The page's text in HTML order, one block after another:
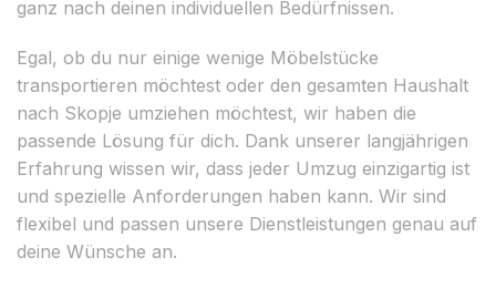
ganz nach deinen individuellen Bedürfnissen.
Egal, ob du nur einige wenige Möbelstücke
transportieren möchtest oder den gesamten Haushalt
nach Skopje umziehen möchtest, wir haben die
passende Lösung für dich. Dank unserer langjährigen
Erfahrung wissen wir, dass jeder Umzug einzigartig ist
und spezielle Anforderungen haben kann. Wir sind
flexibel und passen unsere Dienstleistungen genau auf
deine Wünsche an.